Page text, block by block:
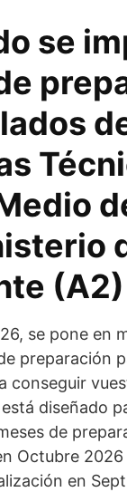
se
(A2)
se pone en
preparación
conseguir
diseñado
de
Octubre
en